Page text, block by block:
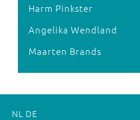
Harm Pinkster
Angelika Wendland
Maarten Brands
NL DE